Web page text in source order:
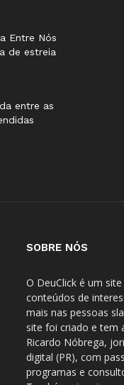
Entre Nós
de estreia
entre as
SOBRE NÓS
O DeuClick é um
conteúdos de
mais nas pessoas
site foi criado e tem
Ricardo Nóbrega,
digital (PR), com
programas e